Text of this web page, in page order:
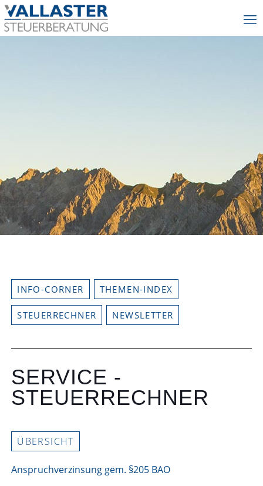
INFO-CORNER THEMEN-INDEX
STEUERRECHNER NEWSLETTER
SERVICE -
STEUERRECHNER
ÜBERSICHT
Anspruchverzinsung gem. §205 BAO